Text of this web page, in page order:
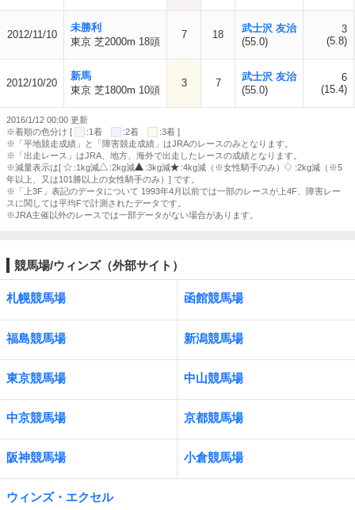
2012/11/10
未勝利
東京 芝2000m 18頭
7 18
武士沢 友治
(55.0)
3
(5.8)
2012/10/20
新馬
東京 芝1800m 10頭
3 7
武士沢 友治
(55.0)
6
(15.4)
2016/1/12 00:00 更新
※着順の色分け [
:1着 :2着
:3着 ]
※「平地競走成績」と「障害競走成績」はJRAのレースのみとなります。
※「出走レース」はJRA、地方、海外で出走したレースの成績となります。
※減量表示は[
:1kg減 :2kg減 :3kg減 :4kg減（※女性騎手のみ）
:2kg減（※5
年以上、又は101勝以上の女性騎手のみ）] です。
※「上3F」表記のデータについて 1993年4月以前では一部のレースが上4F、障害レー
スに関しては平均Fで計測されたデータです。
※JRA主催以外のレースでは一部データがない場合があります。
競馬場/ウィンズ（外部サイト）
札幌競馬場 函館競馬場
福島競馬場 新潟競馬場
東京競馬場 中山競馬場
中京競馬場 京都競馬場
阪神競馬場 小倉競馬場
ウィンズ・エクセル